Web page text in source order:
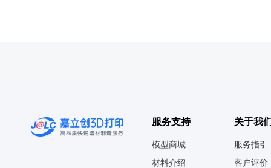
服务支持
模型商城
材料介绍
关于我
服务指引
客户评价